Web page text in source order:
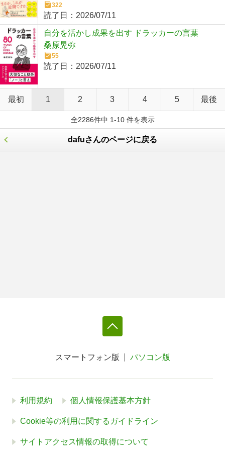
322
読了日： 2026/07/11
自分を活かし成果を出す ドラッカーの言葉
桑原晃弥
55
読了日： 2026/07/11
最初 1 2 3 4 5 最後
全2286件中 1-10 件を表示
dafuさんのページに戻る
スマートフォン版 パソコン版
利用規約 個人情報保護基本方針
Cookie等の利用に関するガイドライン
サイトアクセス情報の取得について